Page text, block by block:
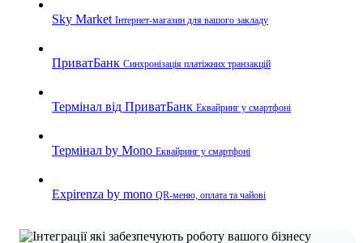
Sky Market Інтернет-магазин для вашого закладу
ПриватБанк Синхронізація платіжних транзакцій
Термінал від ПриватБанк Еквайринг у смартфоні
Термінал by Mono Еквайринг у смартфоні
Expirenza by mono QR-меню, оплата та чайові